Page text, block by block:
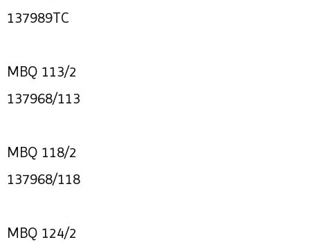
137989TC
MBQ 113/2
137968/113
MBQ 118/2
137968/118
MBQ 124/2